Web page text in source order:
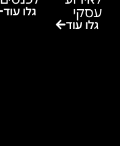
עסקי
גלו עוד
גלו עוד